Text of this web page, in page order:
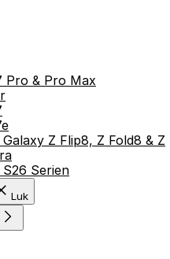
Pro & Pro Max
Z Flip8, Z Fold8 & Z
Serien
Luk